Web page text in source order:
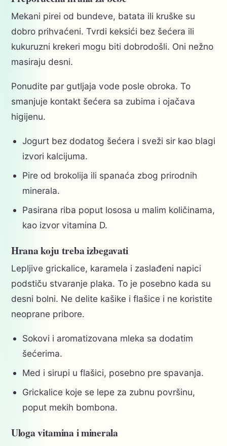
Mekani pirei od bundeve, batata ili kruške su
dobro prihvaćeni. Tvrdi keksići bez šećera ili
kukuruzni krekeri mogu biti dobrodošli. Oni nežno
masiraju desni.
Ponudite par gutljaja vode posle obroka. To
smanjuje kontakt šećera sa zubima i ojačava
higijenu.
Jogurt bez dodatog šećera i sveži sir kao blagi
izvori kalcijuma.
Pire od brokolija ili spanaća zbog prirodnih
minerala.
Pasirana riba poput lososa u malim količinama,
kao izvor vitamina D.
Hrana koju treba izbegavati
Lepljive grickalice, karamela i zaslađeni napici
podstiču stvaranje plaka. To je posebno kada su
desni bolni. Ne delite kašike i flašice i ne koristite
neoprane pribore.
Sokovi i aromatizovana mleka sa dodatim
šećerima.
Med i sirupi u flašici, posebno pre spavanja.
Grickalice koje se lepe za zubnu površinu,
poput mekih bombona.
Uloga vitamina i minerala